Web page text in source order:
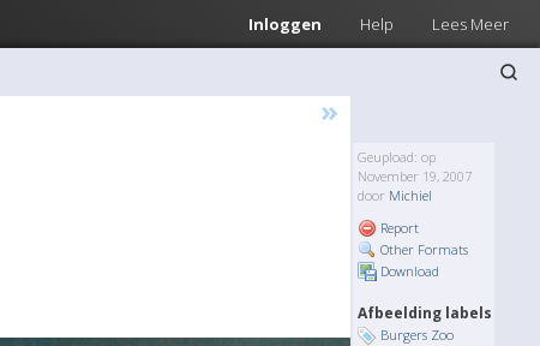
Inloggen Help Lees Meer
»
Geupload: op
November 19, 2007
door Michiel
Report
Other Formats
Download
Afbeelding labels
Burgers Zoo